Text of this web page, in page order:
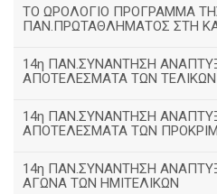
ΤΟ ΩΡΟΛΟΓΙΟ ΠΡΟΓΡΑΜΜΑ
ΠΑΝ.ΠΡΩΤΑΘΛΗΜΑΤΟΣ ΣΤΗ
14η ΠΑΝ.ΣΥΝΑΝΤΗΣΗ
ΑΠΟΤΕΛΕΣΜΑΤΑ ΤΩΝ ΤΕΛΙΚΩΝ
14η ΠΑΝ.ΣΥΝΑΝΤΗΣΗ
ΑΠΟΤΕΛΕΣΜΑΤΑ ΤΩΝ
14η ΠΑΝ.ΣΥΝΑΝΤΗΣΗ
ΑΓΩΝΑ ΤΩΝ ΗΜΙΤΕΛΙΚΩΝ